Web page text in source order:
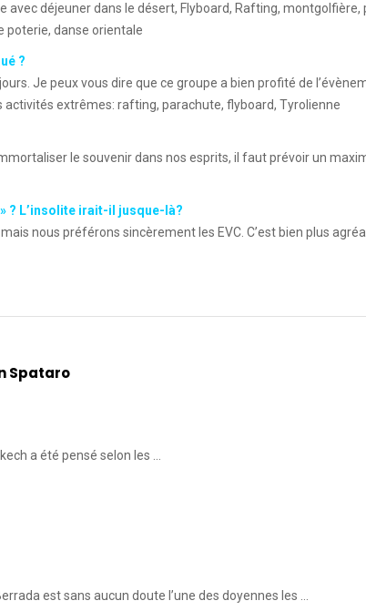
déjeuner dans le désert, Flyboard, Rafting,
poterie, danse orientale
?
Je peux vous dire que ce groupe a bien profité de
extrêmes: rafting, parachute, flyboard, Tyrolienne
le souvenir dans nos esprits, il faut prévoir un
? L’insolite irait-il jusque-là?
nous préférons sincèrement les EVC. C’est bien plus
Spataro
a été pensé selon les …
est sans aucun doute l’une des doyennes les …